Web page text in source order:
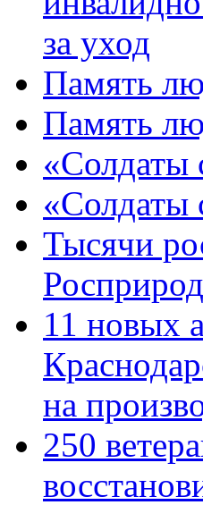
за уход
Память
Память
«Солдаты
«Солдаты
Тысячи
11 новых
на
250